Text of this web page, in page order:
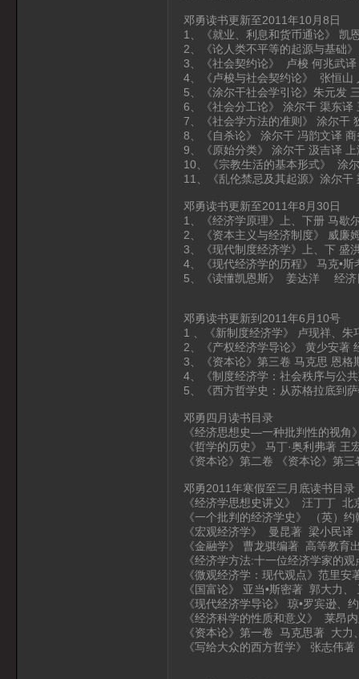
邓勇读书更新至2011年10月8日
1、《就业、利息和货币通论》 凯
2、《论人类不平等的起源与基础
3、《社会契约论》 卢梭 何兆武译
4、《卢梭与社会契约论》 张恒山
5、《涂尔干社会学引论》朱元发
6、《社会分工论》 涂尔干 渠东译
7、《社会学方法的准则》 涂尔干
8、《自杀论》 涂尔干 冯韵文译
9、《原始分类》 涂尔干 汲吉译
10、《宗教生活的基本形式》 涂
11、《乱伦禁忌及其起源》涂尔干
邓勇读书更新至2011年8月30日
1、《经济学原理》上、下册 马歇
2、《资本主义与经济制度》 威廉
3、《现代制度经济学》上、下 盛
4、《现代经济学的历程》 马克•
5、《读懂凯恩斯》 姜达洋 经济
邓勇读书更新到2011年6月10号
1 、《新制度经济学》 卢现祥、朱
2、《产权经济学导论》 黄少安著
3、《资本论》第三卷 马克思 恩格
4、《制度经济学：社会秩序与公
5、《西方哲学史：从苏格拉底到
邓勇四月读书目录
《经济思想史—一种批判性的视角
《哲学的历史》 马丁·奥利弗著
《资本论》第二卷 《资本论》第
邓勇2011年寒假至三月底读书目录
《经济学思想史讲义》 汪丁丁 北
《一个批判的经济学史》 （英）
《宏观经济学》 曼昆著 梁小民
《金融学》 曹龙骐编著 高等教育
《经济学方法:十一位经济学家的
《微观经济学：现代观点》范里
《国富论》 亚当•斯密著 郭大力
《现代经济学导论》 琼•罗宾逊、
《经济科学的性质和意义》 莱昂
《资本论》第一卷 马克思著 大
《写给大众的西方哲学》 张志伟